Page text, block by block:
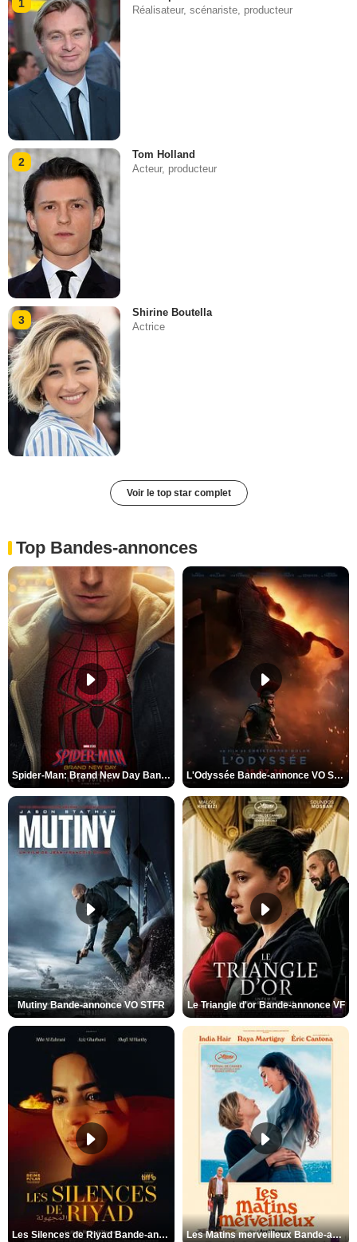
1
Réalisateur, scénariste, producteur
2
Tom Holland
Acteur, producteur
3
Shirine Boutella
Actrice
Voir le top star complet
Top Bandes-annonces
Spider-Man: Brand New Day Bande-annonce VO STFR L'Odyssée Bande-annonce VO STFR
Mutiny Bande-annonce VO STFR Le Triangle d'or Bande-annonce VF
Les Silences de Riyad Bande-annonce VO STFR Les Matins merveilleux Bande-annonce VF